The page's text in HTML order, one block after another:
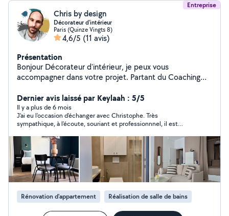
Entreprise
Chris by design
Décorateur d'intérieur
Paris (Quinze Vingts 8)
4,6/5 (11 avis)
Présentation
Bonjour Décorateur d'intérieur, je peux vous
accompagner dans votre projet. Partant du Coaching
commande de mobiliers, en passant par la création de
visuels 3D, je propose un choix de services qui ne
manqueront pas de vous satisfaire. le devis est gratuit !
visiter mon Instagram : chris_by_design Bonne journée a
vous
Dernier avis laissé par Keylaah : 5/5
Il y a plus de 6 mois
J'ai eu l'occasion d'échanger avec Christophe. Très
sympathique, à l'écoute, souriant et professionnnel, il est
donné de précieux conseils concernant notre projet. Je vous
recommande de collaborer avec lui pour toute demande de
décoration d'intérieur. Merci encore à vous Christophe!
Rénovation d'appartement Réalisation de salle de bains